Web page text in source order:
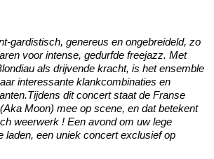
gardistisch, genereus en ongebreideld, zo
voor intense, gedurfde freejazz. Met
als drijvende kracht, is het ensemble
interessante klankcombinaties en
dit concert staat de Franse
Moon) mee op scene, en dat betekent
weerwerk ! Een avond om uw lege
laden, een uniek concert exclusief op